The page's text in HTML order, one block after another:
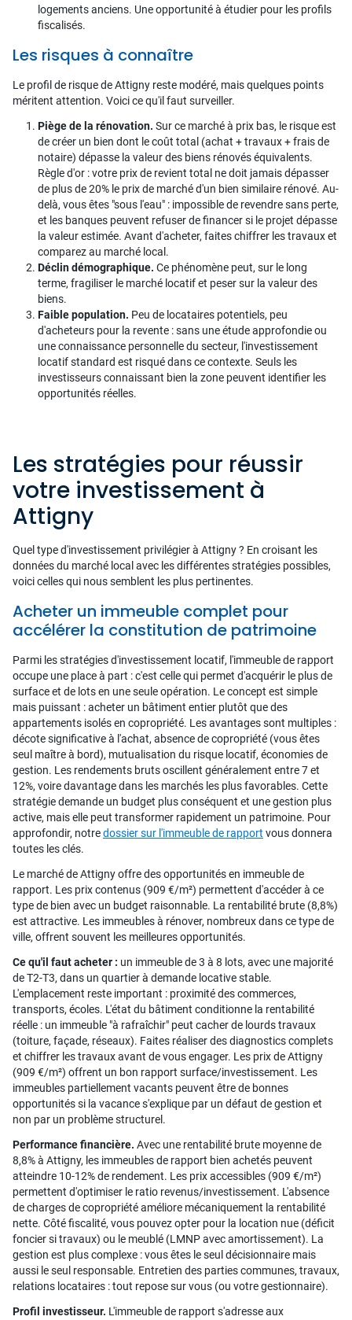
logements anciens. Une opportunité à étudier pour les profils
fiscalisés.
Les risques à connaître
Le profil de risque de Attigny reste modéré, mais quelques points
méritent attention. Voici ce qu'il faut surveiller.
Piège de la rénovation. Sur ce marché à prix bas, le risque est
de créer un bien dont le coût total (achat + travaux + frais de
notaire) dépasse la valeur des biens rénovés équivalents.
Règle d'or : votre prix de revient total ne doit jamais dépasser
de plus de 20% le prix de marché d'un bien similaire rénové. Au-
delà, vous êtes "sous l'eau" : impossible de revendre sans perte,
et les banques peuvent refuser de financer si le projet dépasse
la valeur estimée. Avant d'acheter, faites chiffrer les travaux et
comparez au marché local.
Déclin démographique. Ce phénomène peut, sur le long
terme, fragiliser le marché locatif et peser sur la valeur des
biens.
Faible population. Peu de locataires potentiels, peu
d'acheteurs pour la revente : sans une étude approfondie ou
une connaissance personnelle du secteur, l'investissement
locatif standard est risqué dans ce contexte. Seuls les
investisseurs connaissant bien la zone peuvent identifier les
opportunités réelles.
Les stratégies pour réussir
votre investissement à
Attigny
Quel type d'investissement privilégier à Attigny ? En croisant les
données du marché local avec les différentes stratégies possibles,
voici celles qui nous semblent les plus pertinentes.
Acheter un immeuble complet pour
accélérer la constitution de patrimoine
Parmi les stratégies d'investissement locatif, l'immeuble de rapport
occupe une place à part : c'est celle qui permet d'acquérir le plus de
surface et de lots en une seule opération. Le concept est simple
mais puissant : acheter un bâtiment entier plutôt que des
appartements isolés en copropriété. Les avantages sont multiples :
décote significative à l'achat, absence de copropriété (vous êtes
seul maître à bord), mutualisation du risque locatif, économies de
gestion. Les rendements bruts oscillent généralement entre 7 et
12%, voire davantage dans les marchés les plus favorables. Cette
stratégie demande un budget plus conséquent et une gestion plus
active, mais elle peut transformer rapidement un patrimoine. Pour
approfondir, notredossier sur l'immeuble de rapport vous donnera
toutes les clés.
Le marché de Attigny offre des opportunités en immeuble de
rapport. Les prix contenus (909 €/m²) permettent d'accéder à ce
type de bien avec un budget raisonnable. La rentabilité brute (8,8%)
est attractive. Les immeubles à rénover, nombreux dans ce type de
ville, offrent souvent les meilleures opportunités.
Ce qu'il faut acheter : un immeuble de 3 à 8 lots, avec une majorité
de T2-T3, dans un quartier à demande locative stable.
L'emplacement reste important : proximité des commerces,
transports, écoles. L'état du bâtiment conditionne la rentabilité
réelle : un immeuble "à rafraîchir" peut cacher de lourds travaux
(toiture, façade, réseaux). Faites réaliser des diagnostics complets
et chiffrer les travaux avant de vous engager. Les prix de Attigny
(909 €/m²) offrent un bon rapport surface/investissement. Les
immeubles partiellement vacants peuvent être de bonnes
opportunités si la vacance s'explique par un défaut de gestion et
non par un problème structurel.
Performance financière. Avec une rentabilité brute moyenne de
8,8% à Attigny, les immeubles de rapport bien achetés peuvent
atteindre 10-12% de rendement. Les prix accessibles (909 €/m²)
permettent d'optimiser le ratio revenus/investissement. L'absence
de charges de copropriété améliore mécaniquement la rentabilité
nette. Côté fiscalité, vous pouvez opter pour la location nue (déficit
foncier si travaux) ou le meublé (LMNP avec amortissement). La
gestion est plus complexe : vous êtes le seul décisionnaire mais
aussi le seul responsable. Entretien des parties communes, travaux,
relations locataires : tout repose sur vous (ou votre gestionnaire).
Profil investisseur. L'immeuble de rapport s'adresse aux